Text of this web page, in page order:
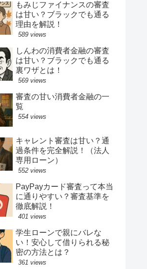
もみじファイナンスの審査
は甘い？ブラックでも通る
理由を解説！
589 views
しんわの消費者金融の審査
は甘い？ブラックでも通る
裏ワザとは！
569 views
審査の甘い消費者金融の一
覧
554 views
キャレント審査は甘い？通
過条件を完全解説！（法人
専用ローン）
552 views
PayPayカード審査って本当
に通りやすい？審査基準を
徹底解説！
401 views
学生ローンで親にバレな
い！安心して借りられる秘
密の方法とは？
361 views